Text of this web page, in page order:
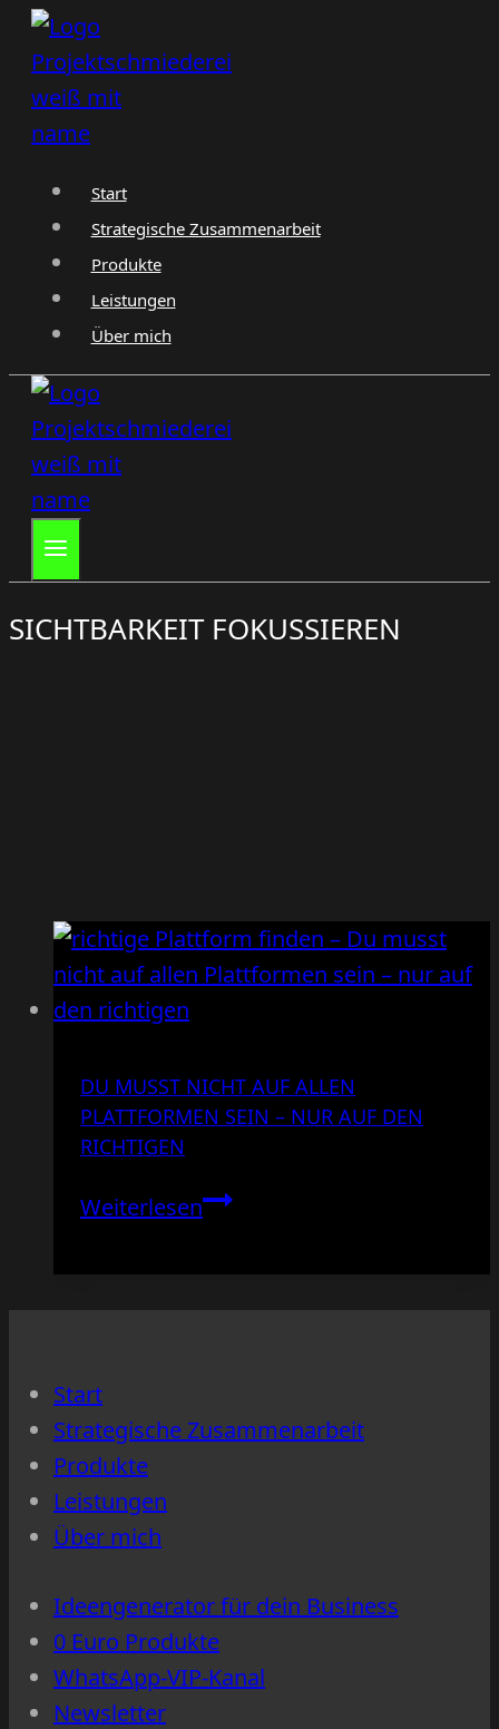
Zum
Inhalt
springen
Start
Strategische Zusammenarbeit
Produkte
Leistungen
Über mich
SICHTBARKEIT FOKUSSIEREN
DU MUSST NICHT AUF ALLEN
PLATTFORMEN SEIN – NUR AUF DEN
RICHTIGEN
WeiterlesenDu
nicht
auf
–
richtigen
Start
Strategische Zusammenarbeit
Produkte
Leistungen
Über mich
Ideengenerator für dein Business
0 Euro Produkte
WhatsApp-VIP-Kanal
Newsletter